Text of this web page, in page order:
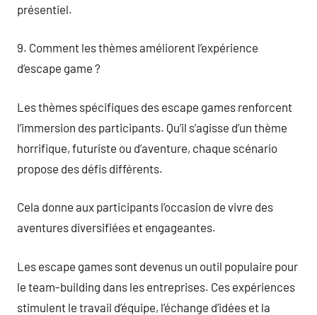
présentiel.
9. Comment les thèmes améliorent l’expérience
d’escape game ?
Les thèmes spécifiques des escape games renforcent
l’immersion des participants. Qu’il s’agisse d’un thème
horrifique, futuriste ou d’aventure, chaque scénario
propose des défis différents.
Cela donne aux participants l’occasion de vivre des
aventures diversifiées et engageantes.
Les escape games sont devenus un outil populaire pour
le team-building dans les entreprises. Ces expériences
stimulent le travail d’équipe, l’échange d’idées et la